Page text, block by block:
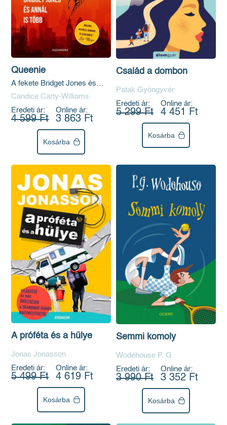
Queenie
A fekete Bridget Jones és
annál is több
Candice Carty-Williams
Eredeti ár:
4 599 Ft
Online ár:
3 863 Ft
Kosárba
Család a dombon
Patak Gyöngyvér
Eredeti ár:
5 299 Ft
Online ár:
4 451 Ft
Kosárba
A próféta és a hülye
Jonas Jonasson
Eredeti ár:
5 499 Ft
Online ár:
4 619 Ft
Kosárba
Semmi komoly
Wodehouse P. G.
Eredeti ár:
3 990 Ft
Online ár:
3 352 Ft
Kosárba